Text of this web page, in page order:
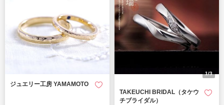
ジュエリー工房 YAMAMOTO
1/3
TAKEUCHI BRIDAL（タケウ
チブライダル）